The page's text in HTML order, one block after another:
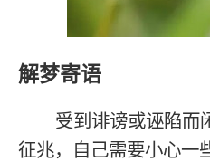
解梦寄语
受到诽谤或诬陷而
征兆，自己需要小心一